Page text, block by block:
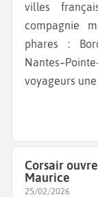
villes
compagnie
phares :
voyageurs
Corsair
Maurice
25/02/2026